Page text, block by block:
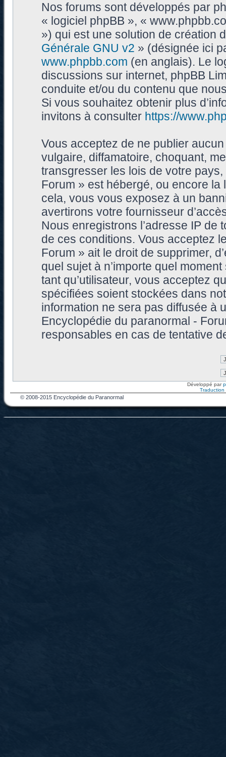
Nos forums sont développés par
« logiciel phpBB », «
») qui est une solution de création
Générale GNU v2 » (désignée ici
www.phpbb.com (en anglais). Le
discussions sur internet, phpBB
conduite et/ou du contenu que
Si vous souhaitez obtenir plus
invitons à consulter https://
Vous acceptez de ne publier
vulgaire, diffamatoire, choquant,
transgresser les lois de votre
Forum » est hébergé, ou encore
cela, vous vous exposez à un
avertirons votre fournisseur
Nous enregistrons l’adresse IP de
de ces conditions. Vous acceptez
Forum » ait le droit de supprimer,
quel sujet à n’importe quel
tant qu’utilisateur, vous acceptez
spécifiées soient stockées dans
information ne sera pas diffusée à
Encyclopédie du paranormal -
responsables en cas de tentative
Développé par
Traduction
© 2008-2015 Encyclopédie du Paranormal